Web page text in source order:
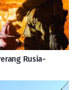
Rusia-